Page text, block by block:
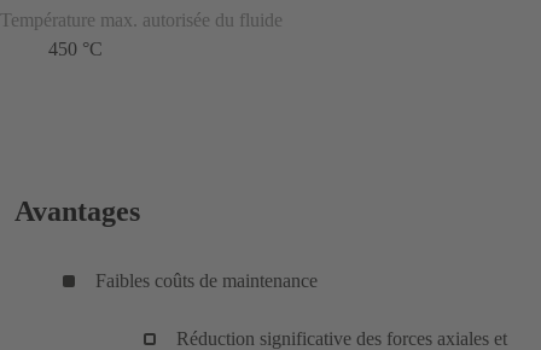
Température max. autorisée du fluide
450 °C
Avantages
Faibles coûts de maintenance
Réduction significative des forces axiales et